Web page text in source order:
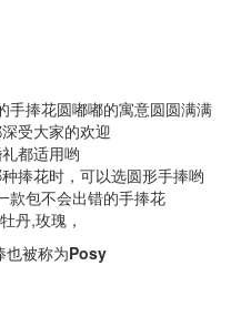
手捧花圆嘟嘟的寓意圆圆满满
受大家的欢迎
都适用哟
捧花时，可以选圆形手捧哟
款包不会出错的手捧花
丹,玫瑰，
也被称为Posy